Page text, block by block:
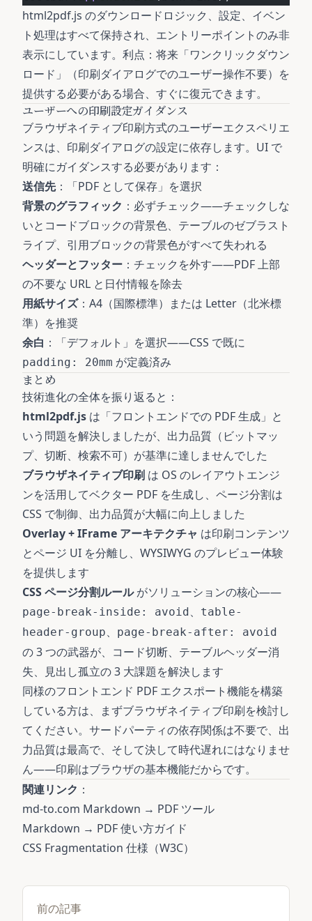
html2pdf.js のダウンロードロジック、設定、イベン
ト処理はすべて保持され、エントリーポイントのみ非
表示にしています。利点：将来「ワンクリックダウン
ロード」（印刷ダイアログでのユーザー操作不要）を
提供する必要がある場合、すぐに復元できます。
ユーザーへの印刷設定ガイダンス
ブラウザネイティブ印刷方式のユーザーエクスペリエ
ンスは、印刷ダイアログの設定に依存します。UI で
明確にガイダンスする必要があります：
送信先：「PDF として保存」を選択
背景のグラフィック ：必ずチェック——チェックしな
いとコードブロックの背景色、テーブルのゼブラスト
ライプ、引用ブロックの背景色がすべて失われる
ヘッダーとフッター ：チェックを外す——PDF 上部
の不要な URL と日付情報を除去
用紙サイズ：A4（国際標準）または Letter（北米標
準）を推奨
余白 ：「デフォルト」を選択——CSS で既に
padding: 20mm が定義済み
まとめ
技術進化の全体を振り返ると：
html2pdf.js は「フロントエンドでの PDF 生成」と
いう問題を解決しましたが、出力品質（ビットマッ
プ、切断、検索不可）が基準に達しませんでした
ブラウザネイティブ印刷 は OS のレイアウトエンジ
ンを活用してベクター PDF を生成し、ページ分割は
CSS で制御、出力品質が大幅に向上しました
Overlay + IFrame アーキテクチャ は印刷コンテンツ
とページ UI を分離し、WYSIWYG のプレビュー体験
を提供します
CSS ページ分割ルールがソリューションの核心——
page-break-inside: avoid、
table-
header-group、 page-break-after: avoid
の 3 つの武器が、コード切断、テーブルヘッダー消
失、見出し孤立の 3 大課題を解決します
同様のフロントエンド PDF エクスポート機能を構築
している方は、まずブラウザネイティブ印刷を検討し
てください。サードパーティの依存関係は不要で、出
力品質は最高で、そして決して時代遅れにはなりませ
ん——印刷はブラウザの基本機能だからです。
関連リンク ：
md-to.com Markdown → PDF ツール
Markdown → PDF 使い方ガイド
CSS Fragmentation 仕様（W3C）
前の記事